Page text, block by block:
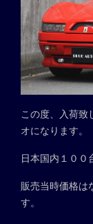
この度、入荷致
オになります。
日本国内１００
販売当時価格は
す。